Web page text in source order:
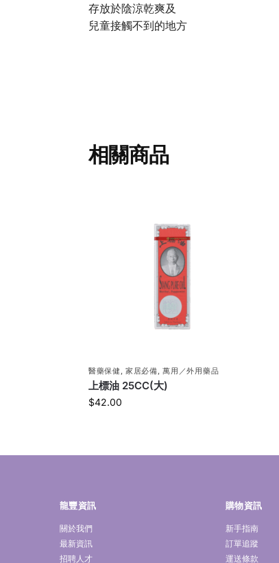
存放於陰涼乾爽及
兒童接觸不到的地方
相關商品
醫藥保健 ,家居必備,萬用／外用藥品
上標油 25CC(大)
$42.00
龍豐資訊
關於我們
最新資訊
招聘人才
購物資訊
新手指南
訂單追蹤
運送條款